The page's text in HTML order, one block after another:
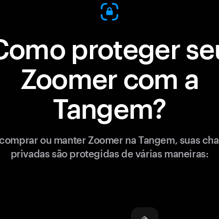
proteger
Zoomer com a
Tangem?
ou manter Zoomer na Tangem, suas
privadas são protegidas de várias maneiras: